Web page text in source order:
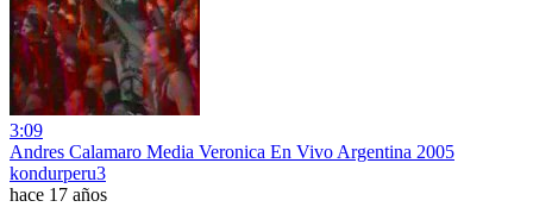
3:09
Andres Calamaro Media Veronica En Vivo Argentina 2005
kondurperu3
hace 17 años